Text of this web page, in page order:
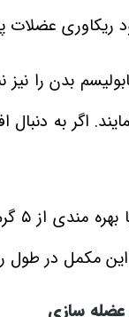
عضلات
بدن را نیز
اگر به
مکمل در طول
عضله‌ سازی